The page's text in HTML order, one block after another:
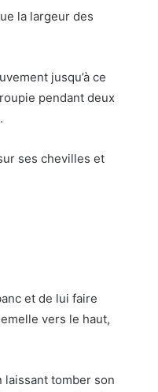
la largeur des
jusqu’à ce
pendant deux
ses chevilles et
et de lui faire
vers le haut,
laissant tomber son